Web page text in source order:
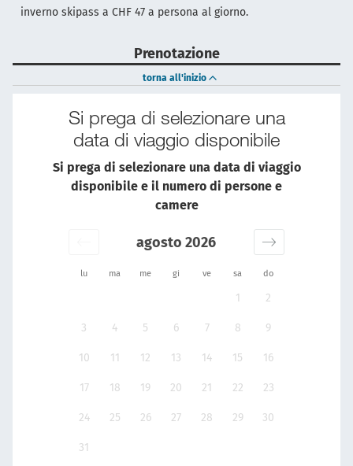
inverno skipass a CHF 47 a persona al giorno.
Prenotazione
torna all'inizio
Si prega di selezionare una
data di viaggio disponibile
Si prega di selezionare una data di viaggio
disponibile e il numero di persone e
camere
lu ma me gi ve sa do
agosto 2026
1 2
3 4 5 6 7 8 9
10 11 12 13 14 15 16
17 18 19 20 21 22 23
24 25 26 27 28 29 30
31